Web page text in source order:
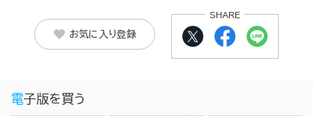
お気に入り登録
SHARE
電子版を買う